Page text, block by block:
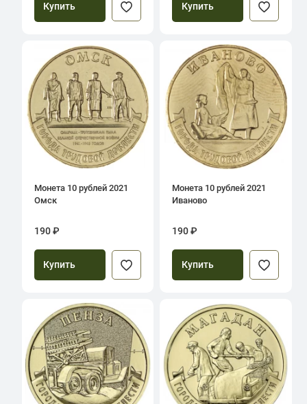
Купить Купить
Монета 10 рублей 2021
Омск
190 ₽
Купить
Монета 10 рублей 2021
Иваново
190 ₽
Купить